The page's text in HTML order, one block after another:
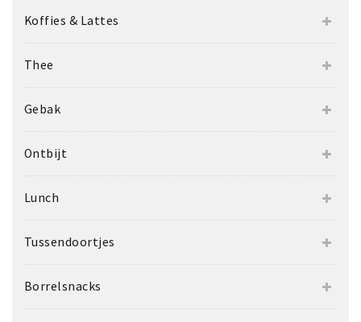
Koffies & Lattes
Thee
Gebak
Ontbijt
Lunch
Tussendoortjes
Borrelsnacks